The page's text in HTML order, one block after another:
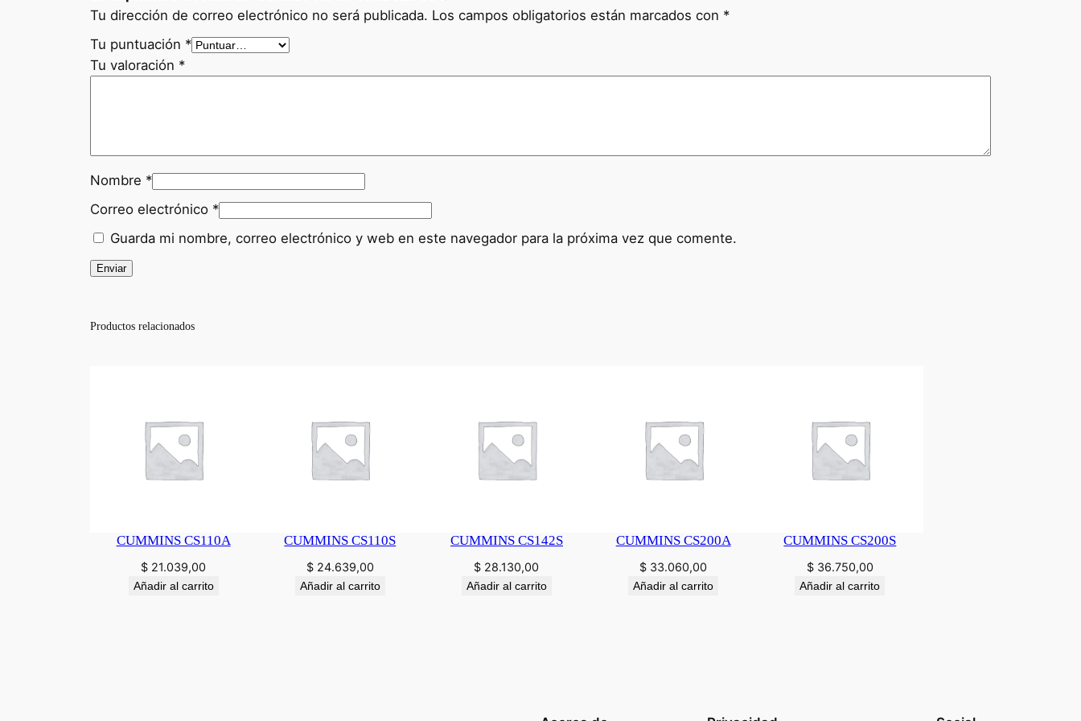
Tu dirección de correo electrónico no será publicada. Los campos obligatorios están marcados con *
Tu puntuación *
Tu valoración *
Nombre *
Correo electrónico *
Guarda mi nombre, correo electrónico y web en este navegador para la próxima vez que comente.
Productos relacionados
CUMMINS CS110A
$ 21.039,00
Añadir al carrito
CUMMINS CS110S
$24.639,00
Añadir al carrito
CUMMINS CS142S
$ 28.130,00
Añadir al carrito
CUMMINS CS200A
$ 33.060,00
Añadir al carrito
CUMMINS CS200S
$36.750,00
Añadir al carrito